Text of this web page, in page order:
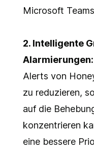
Microsoft
2. Intelligente
Alarmierungen:
Alerts von
zu reduzieren,
auf die
konzentrieren
eine bessere